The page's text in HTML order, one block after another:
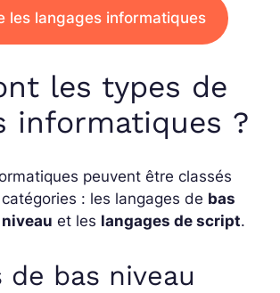
les langages informatiques
les types de
informatiques ?
peuvent être classés
: les langages de bas
et les langages de script.
de bas niveau